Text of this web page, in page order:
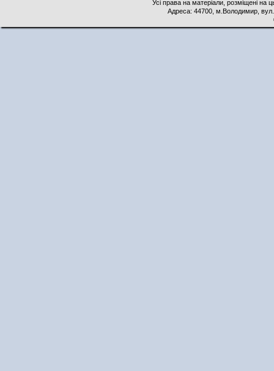
Усі права на матеріали, розміщені на
Адреса: 44700, м.Володимир,